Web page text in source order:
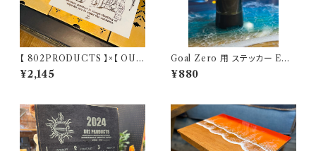
【 802PRODUCTS 】×【 OUT
DOORMONSTER 】802KO
BO’S カッティングステッカー ア
¥2,145
Goal Zero 用 ステッカー EAG
LE&BEAR イーグル＆ベアー
¥880